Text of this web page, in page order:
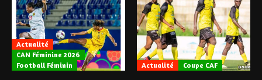
Actualité
CAN Féminine 2026
Football Féminin
Actualité Coupe CAF